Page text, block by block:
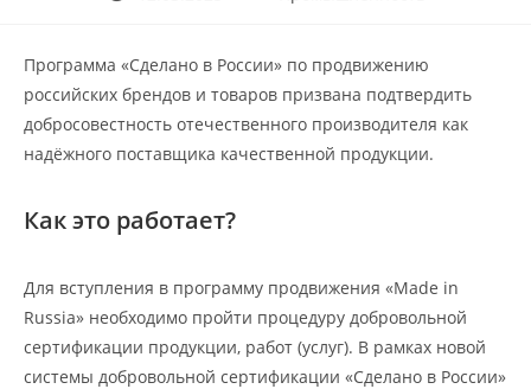
Программа «Сделано в России» по продвижению
российских брендов и товаров призвана подтвердить
добросовестность отечественного производителя как
надёжного поставщика качественной продукции.
Как это работает?
Для вступления в программу продвижения «Made in
Russia» необходимо пройти процедуру добровольной
сертификации продукции, работ (услуг). В рамках новой
системы добровольной сертификации «Сделано в России»